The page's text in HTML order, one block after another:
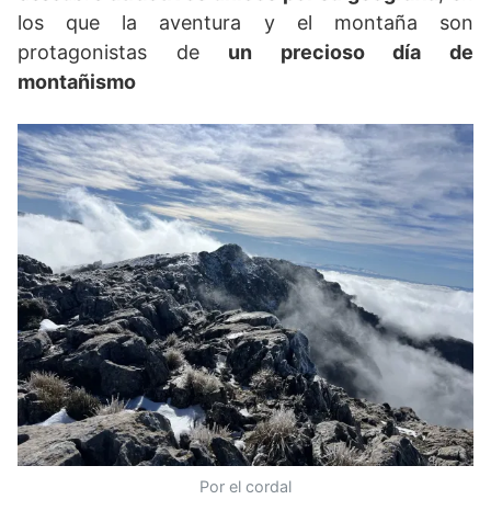
los que la aventura y el montaña son
protagonistas de un precioso día de
montañismo
Por el cordal